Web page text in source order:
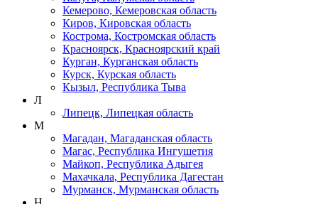
Кемерово, Кемеровская область
Киров, Кировская область
Кострома, Костромская область
Красноярск, Красноярский край
Курган, Курганская область
Курск, Курская область
Кызыл, Республика Тыва
Л
Липецк, Липецкая область
М
Магадан, Магаданская область
Магас, Республика Ингушетия
Майкоп, Республика Адыгея
Махачкала, Республика Дагестан
Мурманск, Мурманская область